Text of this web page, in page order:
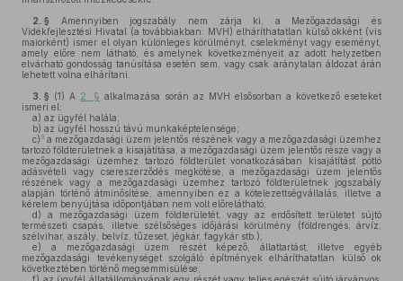
2. § Amennyiben jogszabály nem zárja ki, a Mezőgazdasági és
Vidékfejlesztési Hivatal (a továbbiakban: MVH) elháríthatatlan külső okként (vis
maiorként) ismer el olyan különleges körülményt, cselekményt vagy eseményt,
amely előre nem látható, és amelynek következményeit az adott helyzetben
elvárható gondosság tanúsítása esetén sem, vagy csak aránytalan áldozat árán
lehetett volna elhárítani.
3. § (1) A 2. § alkalmazása során az MVH elsősorban a következő eseteket
ismeri el:
a) az ügyfél halála;
b) az ügyfél hosszú távú munkaképtelensége;
c) 3 a mezőgazdasági üzem jelentős részének vagy a mezőgazdasági üzemhez
tartozó földterületnek a kisajátítása, a mezőgazdasági üzem jelentős része vagy a
mezőgazdasági üzemhez tartozó földterület vonatkozásában kisajátítást pótló
adásvételi vagy csereszerződés megkötése, a mezőgazdasági üzem jelentős
részének vagy a mezőgazdasági üzemhez tartozó földterületnek jogszabály
alapján történő átminősítése, amennyiben ez a kötelezettségvállalás, illetve a
kérelem benyújtása időpontjában nem volt előrelátható;
d) a mezőgazdasági üzem földterületét, vagy az erdősített területet sújtó
természeti csapás, illetve szélsőséges időjárási körülmény (földrengés, árvíz,
szélvihar, aszály, belvíz, tűzeset, jégkár, fagykár stb.);
e) a mezőgazdasági üzem részét képező, állattartást, illetve egyéb
mezőgazdasági tevékenységet szolgáló építmények elháríthatatlan külső ok
következtében történő megsemmisülése;